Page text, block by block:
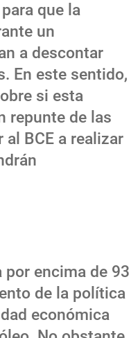
que la
un
a descontar
En este sentido,
si esta
repunte de las
BCE a realizar
encima de 93
de la política
económica